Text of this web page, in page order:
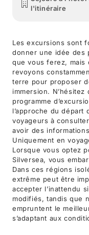
l'itinéraire
Les excursions sont
donner une idée des
que vous ferez, mais
revoyons
terre pour proposer
immersion.
programme
l’approche du
voyageurs à
avoir des
Uniquement en
Lorsque vous optez
Silversea, vous
Dans ces régions
extrême peut être
accepter l’inattendu
modifiés, tandis que
empruntent le
s’adaptant aux